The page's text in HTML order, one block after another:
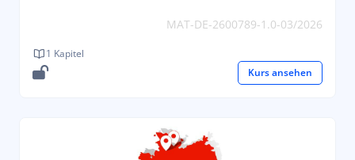
MAT-DE-2600789-1.0-03/2026
1 Kapitel
Kurs ansehen